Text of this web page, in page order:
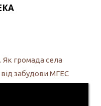
громада села
забудови МГЕС